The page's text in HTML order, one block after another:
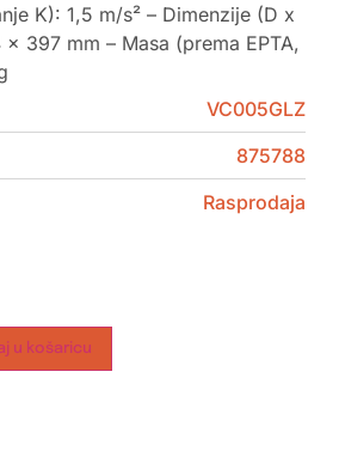
K): 1,5 m/s² – Dimenzije (D x
397 mm – Masa (prema EPTA,
VC005GLZ
875788
Rasprodaja
u košaricu